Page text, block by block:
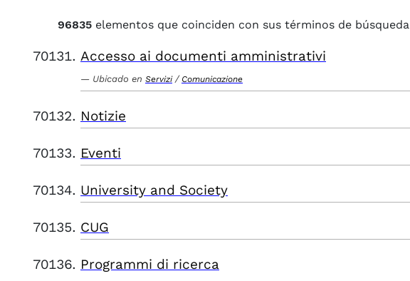
96835 elementos que coinciden con sus términos de búsqueda
Accesso ai documenti amministrativi
Ubicado en Servizi / Comunicazione
Notizie
Eventi
University and Society
CUG
Programmi di ricerca